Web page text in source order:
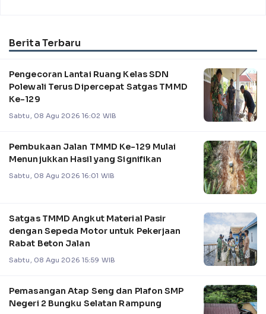
Berita Terbaru
Pengecoran Lantai Ruang Kelas SDN
Polewali Terus Dipercepat Satgas TMMD
Ke-129
Sabtu, 08 Agu 2026 16:02 WIB
Pembukaan Jalan TMMD Ke-129 Mulai
Menunjukkan Hasil yang Signifikan
Sabtu, 08 Agu 2026 16:01 WIB
Satgas TMMD Angkut Material Pasir
dengan Sepeda Motor untuk Pekerjaan
Rabat Beton Jalan
Sabtu, 08 Agu 2026 15:59 WIB
Pemasangan Atap Seng dan Plafon SMP
Negeri 2 Bungku Selatan Rampung